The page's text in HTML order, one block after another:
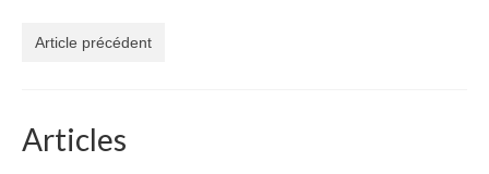
Services
Sports Loisirs et Culture
Article précédent
Articles